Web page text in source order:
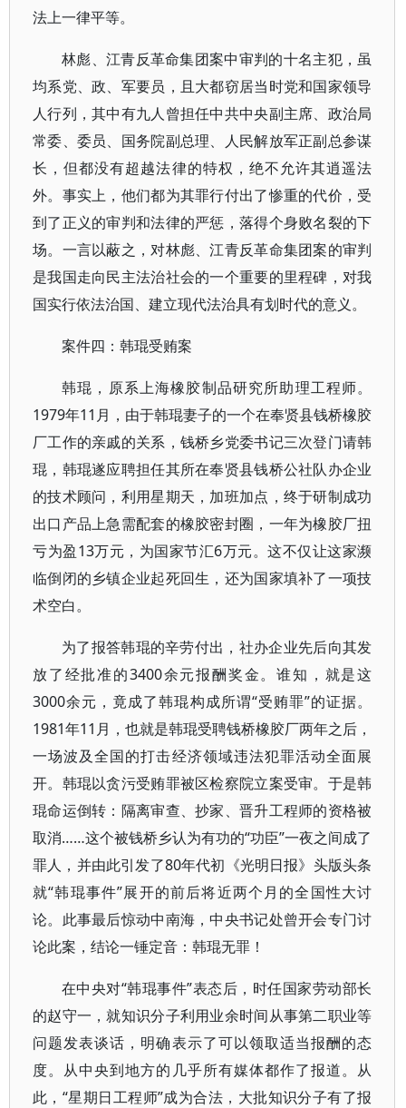
法上一律平等。
林彪、江青反革命集团案中审判的十名主犯，虽
均系党、政、军要员，且大都窃居当时党和国家领导
人行列，其中有九人曾担任中共中央副主席、政治局
常委、委员、国务院副总理、人民解放军正副总参谋
长，但都没有超越法律的特权，绝不允许其逍遥法
外。事实上，他们都为其罪行付出了惨重的代价，受
到了正义的审判和法律的严惩，落得个身败名裂的下
场。一言以蔽之，对林彪、江青反革命集团案的审判
是我国走向民主法治社会的一个重要的里程碑，对我
国实行依法治国、建立现代法治具有划时代的意义。
案件四：韩琨受贿案
韩琨，原系上海橡胶制品研究所助理工程师。
1979年11月，由于韩琨妻子的一个在奉贤县钱桥橡胶
厂工作的亲戚的关系，钱桥乡党委书记三次登门请韩
琨，韩琨遂应聘担任其所在奉贤县钱桥公社队办企业
的技术顾问，利用星期天，加班加点，终于研制成功
出口产品上急需配套的橡胶密封圈，一年为橡胶厂扭
亏为盈13万元，为国家节汇6万元。这不仅让这家濒
临倒闭的乡镇企业起死回生，还为国家填补了一项技
术空白。
为了报答韩琨的辛劳付出，社办企业先后向其发
放了经批准的3400余元报酬奖金。谁知，就是这
3000余元，竟成了韩琨构成所谓“受贿罪”的证据。
1981年11月，也就是韩琨受聘钱桥橡胶厂两年之后，
一场波及全国的打击经济领域违法犯罪活动全面展
开。韩琨以贪污受贿罪被区检察院立案受审。于是韩
琨命运倒转：隔离审查、抄家、晋升工程师的资格被
取消……这个被钱桥乡认为有功的“功臣”一夜之间成了
罪人，并由此引发了80年代初《光明日报》头版头条
就“韩琨事件”展开的前后将近两个月的全国性大讨
论。此事最后惊动中南海，中央书记处曾开会专门讨
论此案，结论一锤定音：韩琨无罪！
在中央对“韩琨事件”表态后，时任国家劳动部长
的赵守一，就知识分子利用业余时间从事第二职业等
问题发表谈话，明确表示了可以领取适当报酬的态
度。从中央到地方的几乎所有媒体都作了报道。从
此，“星期日工程师”成为合法，大批知识分子有了报